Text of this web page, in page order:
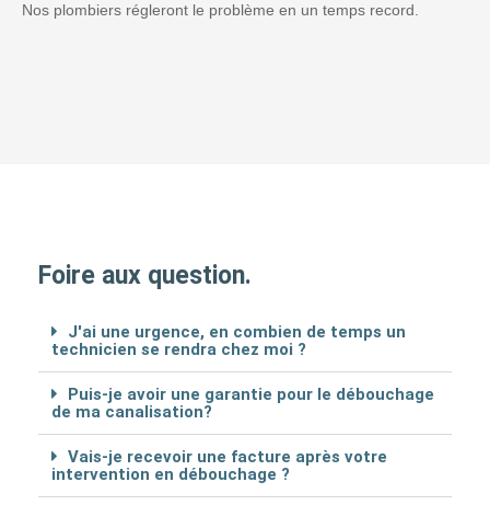
Nos plombiers régleront le problème en un temps record.
Foire aux question.
J'ai une urgence, en combien de temps un
technicien se rendra chez moi ?
Puis-je avoir une garantie pour le débouchage
de ma canalisation?
Vais-je recevoir une facture après votre
intervention en débouchage ?